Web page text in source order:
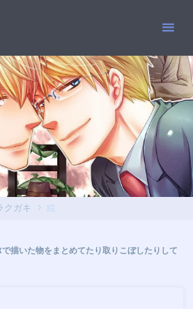
クガキ 絵
描いた物をまとめてたり取りこぼしたりして